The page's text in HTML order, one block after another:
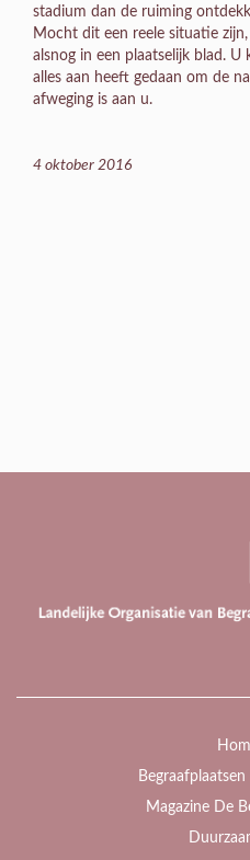
stadium dan de ruiming
Mocht dit een reele situatie
alsnog in een plaatselijk blad.
alles aan heeft gedaan om de
afweging is aan u.
4 oktober 2016
Magazine De